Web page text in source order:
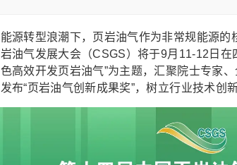
源转型浪潮下，页岩油气作为非常规能源
油气发展大会（CSGS）将于9月11-12日
高效开发页岩油气”为主题，汇聚院士专家
布“页岩油气创新成果奖”，树立行业技术创新